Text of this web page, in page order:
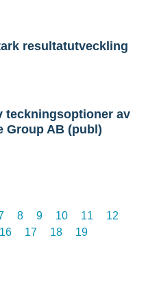
resultatutveckling
teckningsoptioner av
Group AB (publ)
8 9 10 11
12
16 17 18 19
och ett ökat intresse för
Energisystem,
och
två första segmenten ska
särskilt fokus på de